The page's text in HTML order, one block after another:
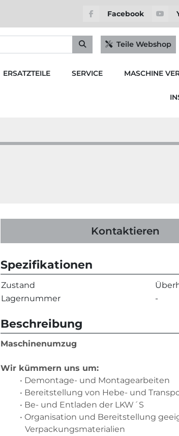
Facebook
Teile Webshop
ERSATZTEILE SERVICE MASCHINE
Kontaktieren
Spezifikationen
Zustand
Lagernummer
-
Beschreibung
Maschinenumzug
Wir kümmern uns um:
Demontage- und Montagearbeiten
Bereitstellung von Hebe- und
Be- und Entladen der LKW´S
Organisation und Bereitstellung
Verpackungsmaterialien